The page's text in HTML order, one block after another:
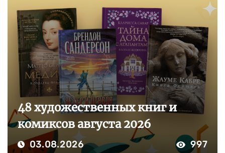
48 художественных книг и
комиксов августа 2026
03.08.2026 997